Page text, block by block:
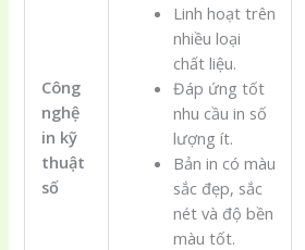
Công
nghệ
in kỹ
thuật
số
Linh hoạt trên
nhiều loại
chất liệu.
Đáp ứng tốt
nhu cầu in số
lượng ít.
Bản in có màu
sắc đẹp, sắc
nét và độ bền
màu tốt.